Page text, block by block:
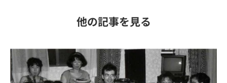
他の記事を見る